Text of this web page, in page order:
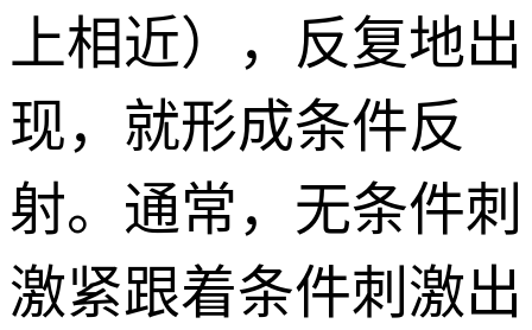
上相近），反复地出
现，就形成条件反
射。通常，无条件刺
激紧跟着条件刺激出